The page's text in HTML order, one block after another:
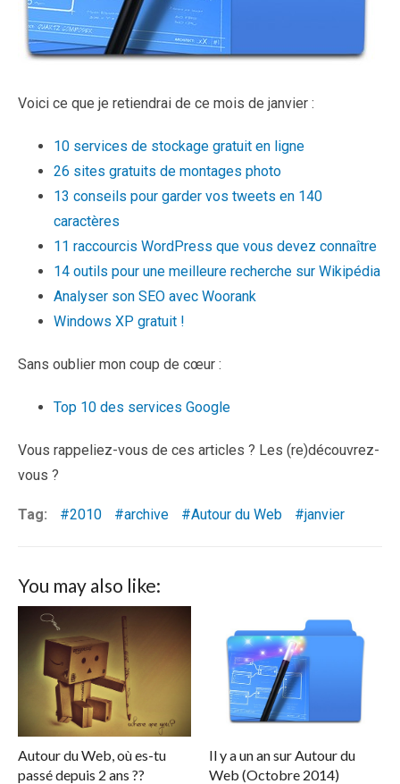
Voici ce que je retiendrai de ce mois de janvier :
10 services de stockage gratuit en ligne
26 sites gratuits de montages photo
13 conseils pour garder vos tweets en 140
caractères
11 raccourcis WordPress que vous devez connaître
14 outils pour une meilleure recherche sur Wikipédia
Analyser son SEO avec Woorank
Windows XP gratuit !
Sans oublier mon coup de cœur :
Top 10 des services Google
Vous rappeliez-vous de ces articles ? Les (re)découvrez-
vous ?
Tag: 2010 archive Autour du Web janvier
You may also like:
Autour du Web, où es-tu
passé depuis 2 ans ??
Il y a un an sur Autour du
Web (Octobre 2014)